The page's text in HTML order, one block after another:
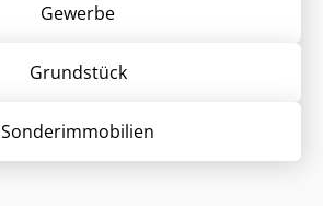
Gewerbe
Grund­stück
Sonder­immobilien